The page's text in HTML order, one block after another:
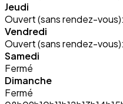
Jeudi
Ouvert (sans rendez-vous):
Vendredi
Ouvert (sans rendez-vous):
Samedi
Fermé
Dimanche
Fermé